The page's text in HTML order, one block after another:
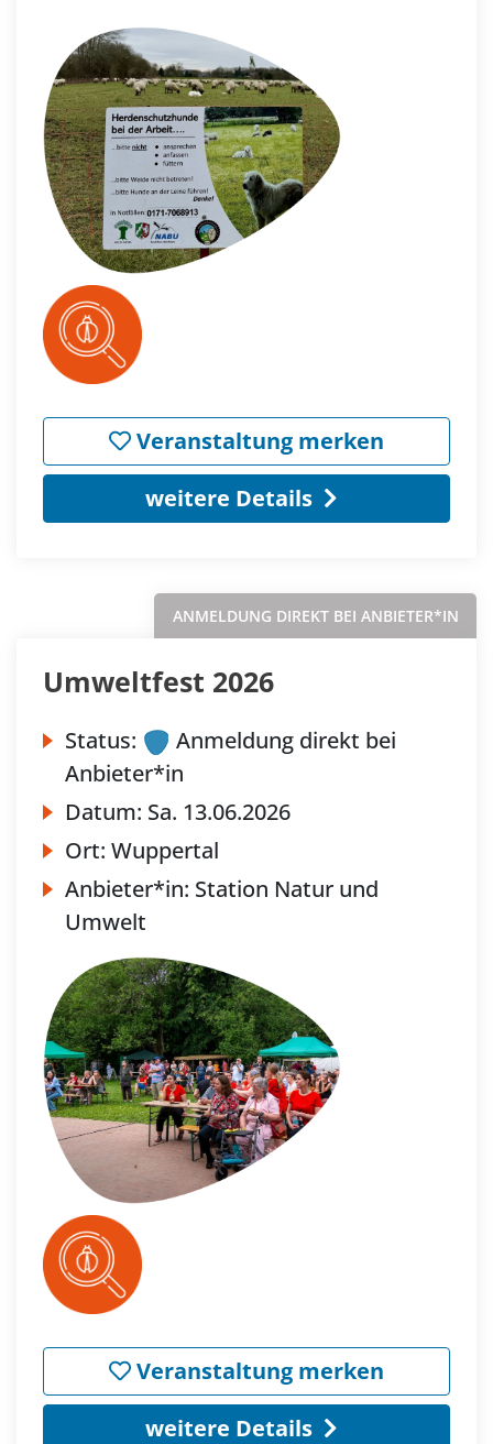
Veranstaltung merken
weitere Details
ANMELDUNG DIREKT BEI ANBIETER*IN
Umweltfest 2026
Status:
Anmeldung direkt bei
Anbieter*in
Datum: Sa. 13.06.2026
Ort: Wuppertal
Anbieter*in: Station Natur und
Umwelt
Veranstaltung merken
weitere Details